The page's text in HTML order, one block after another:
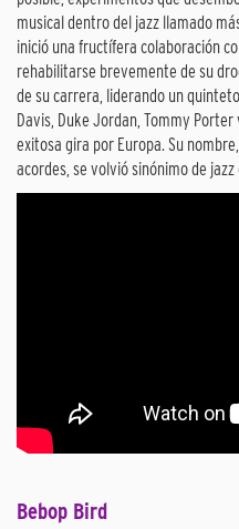
musical dentro del jazz llamado
inició una fructífera colaboración
rehabilitarse brevemente de su
de su carrera, liderando un
Davis, Duke Jordan, Tommy
exitosa gira por Europa. Su
acordes, se volvió sinónimo de
Bebop Bird